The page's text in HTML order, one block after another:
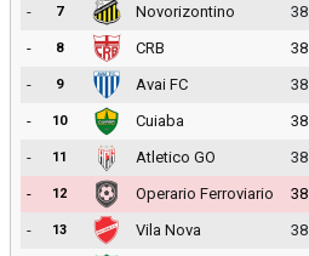
-
7 Novorizontino 38
-
8 CRB 38
-
9 Avai FC 38
-
10 Cuiaba 38
-
11 Atletico GO 38
-
12 Operario Ferroviario 38
-
13 Vila Nova 38